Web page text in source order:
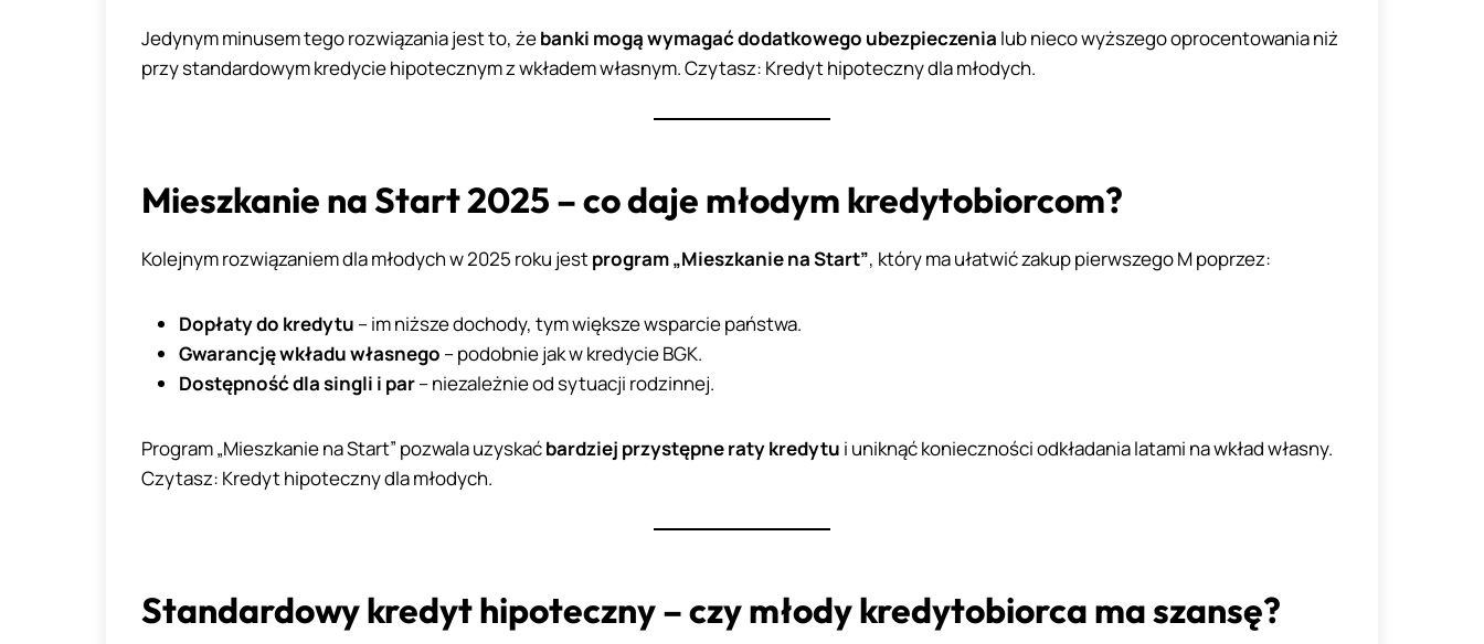
Jedynym minusem tego rozwiązania jest to, żebanki mogą wymagać dodatkowego ubezpieczenia lub nieco wyższego oprocentowania niż
przy standardowym kredycie hipotecznym z wkładem własnym. Czytasz: Kredyt hipoteczny dla młodych.
Mieszkanie na Start 2025 – co daje młodym kredytobiorcom?
Kolejnym rozwiązaniem dla młodych w 2025 roku jestprogram „Mieszkanie na Start”, który ma ułatwić zakup pierwszego M poprzez:
Dopłaty do kredytu – im niższe dochody, tym większe wsparcie państwa.
Gwarancję wkładu własnego – podobnie jak w kredycie BGK.
Dostępność dla singli i par– niezależnie od sytuacji rodzinnej.
Program „Mieszkanie na Start” pozwala uzyskaćbardziej przystępne raty kredytu i uniknąć konieczności odkładania latami na wkład własny.
Czytasz: Kredyt hipoteczny dla młodych.
Standardowy kredyt hipoteczny – czy młody kredytobiorca ma szansę?